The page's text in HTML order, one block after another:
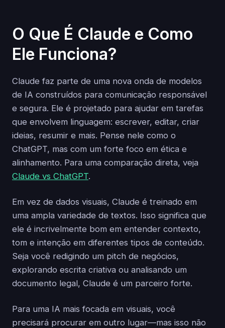
O Que É Claude e Como
Ele Funciona?
Claude faz parte de uma nova onda de modelos
de IA construídos para comunicação responsável
e segura. Ele é projetado para ajudar em tarefas
que envolvem linguagem: escrever, editar, criar
ideias, resumir e mais. Pense nele como o
ChatGPT, mas com um forte foco em ética e
alinhamento. Para uma comparação direta, veja
Claude vs ChatGPT.
Em vez de dados visuais, Claude é treinado em
uma ampla variedade de textos. Isso significa que
ele é incrivelmente bom em entender contexto,
tom e intenção em diferentes tipos de conteúdo.
Seja você redigindo um pitch de negócios,
explorando escrita criativa ou analisando um
documento legal, Claude é um parceiro forte.
Para uma IA mais focada em visuais, você
precisará procurar em outro lugar—mas isso não